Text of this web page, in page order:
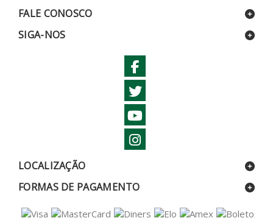
FALE CONOSCO
SIGA-NOS
LOCALIZAÇÃO
FORMAS DE PAGAMENTO